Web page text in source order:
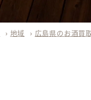
› 地域 › 広島県のお酒買